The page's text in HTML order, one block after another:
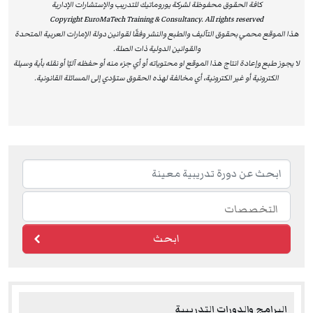
مؤسساتهم. إن شهادات ILM لا تُعتبر مجرد اعتماد أكاديمي،
بل تُشكل قيمة عملية حقيقية تساعد الأفراد على تحسين
أدائهم، وتعزز من قدرة المؤسسات على تحقيق الريادة والتميز
المستدام.
تعزيز المسار المهني: البرامج تمنحك القدرة على قيادة
الفرق، رفع الأداء المؤسسي، واتخاذ قرارات استراتيجية
مؤثرة.
تطبيق عملي ومرونة في التعلم:محتوى مبني على
مواقف واقعية يمكنك تطبيقها مباشرة في عملك.
كافة الحقوق محفوظة لشركة يوروماتيك للتدريب والإستشارات الإدارية
Copyright EuroMaTech Training & Consultancy. All rights reserved
هذا الموقع محمي بحقوق التآليف والطبع والنشر وفقًا لقوانين دولة الإمارات العربية المتحدة
والقوانين الدولية ذات الصلة.
لا يجوز طبع وإعادة انتاج هذا الموقع او محتوياته أو أي جزء منه أو حفظه آليًا أو نقله بأية وسيلة
الكترونية أو غير الكترونية، أي مخالفة لهذه الحقوق ستؤدي إلى المسائلة القانونية.
ابحث
البرامج والدورات التدريبية